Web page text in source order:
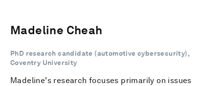
Madeline Cheah
PhD research candidate (automotive cybersecurity),
Coventry University
Madeline's research focuses primarily on issues